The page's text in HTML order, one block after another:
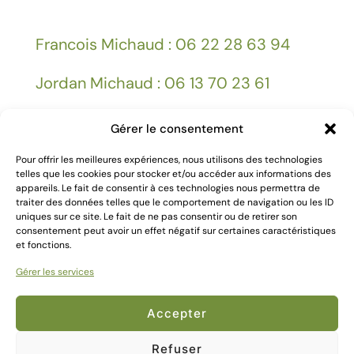
Gérer le consentement
Pour offrir les meilleures expériences, nous utilisons des technologies
telles que les cookies pour stocker et/ou accéder aux informations des
appareils. Le fait de consentir à ces technologies nous permettra de
traiter des données telles que le comportement de navigation ou les ID
uniques sur ce site. Le fait de ne pas consentir ou de retirer son
consentement peut avoir un effet négatif sur certaines caractéristiques
et fonctions.
Gérer les services
Accepter
Refuser
Francois Michaud : 06 22 28 63 94
Jordan Michaud : 06 13 70 23 61
Mentions légales